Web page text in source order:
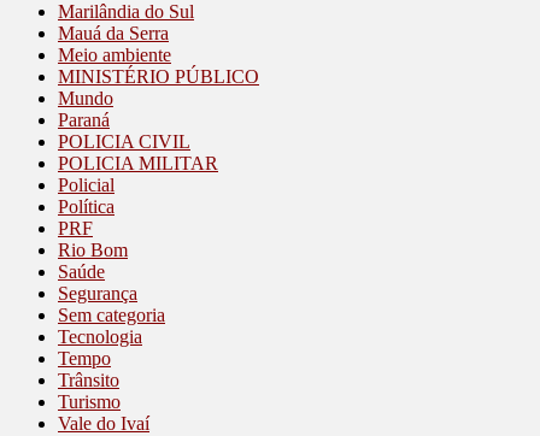
Marilândia do Sul
Mauá da Serra
Meio ambiente
MINISTÉRIO PÚBLICO
Mundo
Paraná
POLICIA CIVIL
POLICIA MILITAR
Policial
Política
PRF
Rio Bom
Saúde
Segurança
Sem categoria
Tecnologia
Tempo
Trânsito
Turismo
Vale do Ivaí